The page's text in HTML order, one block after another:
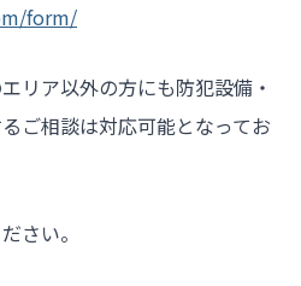
form/
リア以外の方にも防犯設備・
ご相談は対応可能となってお
さい。